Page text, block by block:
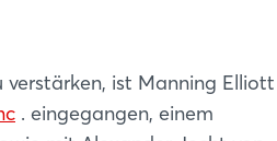
ist Manning Elliott
. eingegangen, einem